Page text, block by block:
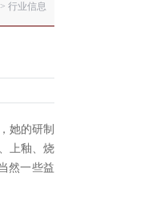
行业信息
她的研制
上釉、烧
然一些益